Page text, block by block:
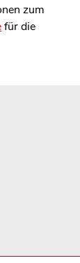
zum
für die